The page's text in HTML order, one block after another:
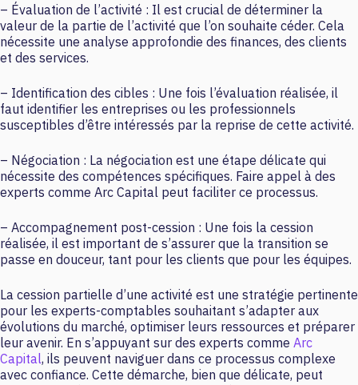
– Évaluation de l’activité : Il est crucial de déterminer la
valeur de la partie de l’activité que l’on souhaite céder. Cela
nécessite une analyse approfondie des finances, des clients
et des services.
– Identification des cibles : Une fois l’évaluation réalisée, il
faut identifier les entreprises ou les professionnels
susceptibles d’être intéressés par la reprise de cette activité.
– Négociation : La négociation est une étape délicate qui
nécessite des compétences spécifiques. Faire appel à des
experts comme Arc Capital peut faciliter ce processus.
– Accompagnement post-cession : Une fois la cession
réalisée, il est important de s’assurer que la transition se
passe en douceur, tant pour les clients que pour les équipes.
La cession partielle d’une activité est une stratégie pertinente
pour les experts-comptables souhaitant s’adapter aux
évolutions du marché, optimiser leurs ressources et préparer
leur avenir. En s’appuyant sur des experts comme Arc
Capital, ils peuvent naviguer dans ce processus complexe
avec confiance. Cette démarche, bien que délicate, peut